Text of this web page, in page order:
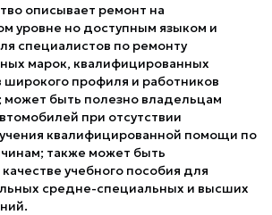
описывает ремонт на
уровне но доступным языком и
специалистов по ремонту
марок, квалифицированных
широкого профиля и работников
быть полезно владельцам
при отсутствии
квалифицированной помощи по
также может быть
учебного пособия для
средне-специальных и высших